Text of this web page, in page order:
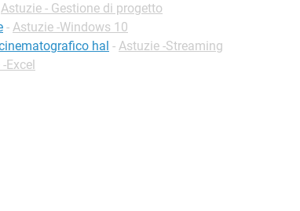
Astuzie - Gestione di progetto
- Astuzie -Windows 10
hal - Astuzie -Streaming
Excel